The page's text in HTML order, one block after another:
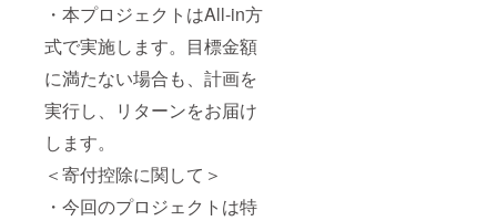
・本プロジェクトはAll-in方
式で実施します。目標金額
に満たない場合も、計画を
実行し、リターンをお届け
します。
＜寄付控除に関して＞
・今回のプロジェクトは特